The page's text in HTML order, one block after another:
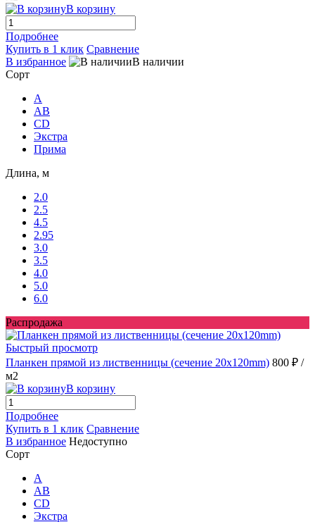
В корзину
Подробнее
Купить в 1 клик Сравнение
В избранное
В наличии
Сорт
A
AB
CD
Экстра
Прима
Длина, м
2.0
2.5
4.5
2.95
3.0
3.5
4.0
5.0
6.0
Распродажа
Быстрый просмотр
Планкен прямой из лиственницы (сечение 20х120mm) 800 ₽ /
м2
В корзину
Подробнее
Купить в 1 клик Сравнение
В избранное Недоступно
Сорт
A
AB
CD
Экстра